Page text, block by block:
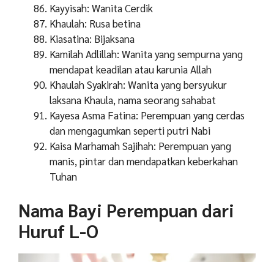
Kayyisah: Wanita Cerdik
Khaulah: Rusa betina
Kiasatina: Bijaksana
Kamilah Adlillah: Wanita yang sempurna yang
mendapat keadilan atau karunia Allah
Khaulah Syakirah: Wanita yang bersyukur
laksana Khaula, nama seorang sahabat
Kayesa Asma Fatina: Perempuan yang cerdas
dan mengagumkan seperti putri Nabi
Kaisa Marhamah Sajihah: Perempuan yang
manis, pintar dan mendapatkan keberkahan
Tuhan
Nama Bayi Perempuan dari
Huruf L-O